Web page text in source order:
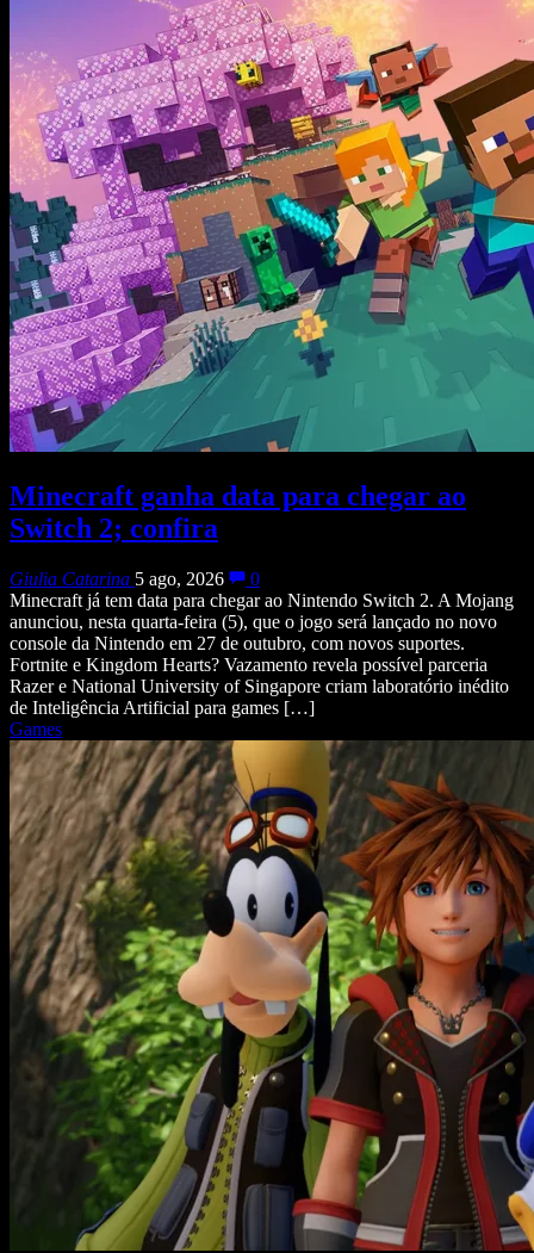
Minecraft ganha data para chegar ao
Switch 2; confira
Giulia Catarina 5 ago, 2026
0
Minecraft já tem data para chegar ao Nintendo Switch 2. A Mojang
anunciou, nesta quarta-feira (5), que o jogo será lançado no novo
console da Nintendo em 27 de outubro, com novos suportes.
Fortnite e Kingdom Hearts? Vazamento revela possível parceria
Razer e National University of Singapore criam laboratório inédito
de Inteligência Artificial para games […]
Games